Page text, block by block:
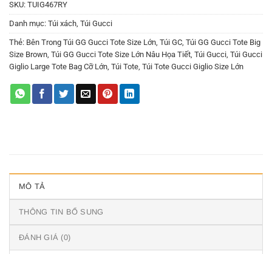
SKU: TUIG467RY
Danh mục: Túi xách, Túi Gucci
Thẻ: Bên Trong Túi GG Gucci Tote Size Lớn, Túi GC, Túi GG Gucci Tote Big
Size Brown, Túi GG Gucci Tote Size Lớn Nâu Họa Tiết, Túi Gucci, Túi Gucci
Giglio Large Tote Bag Cỡ Lớn, Túi Tote, Túi Tote Gucci Giglio Size Lớn
MÔ TẢ
THÔNG TIN BỔ SUNG
ĐÁNH GIÁ (0)